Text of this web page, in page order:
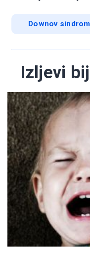
Downov sindrom
Izljevi